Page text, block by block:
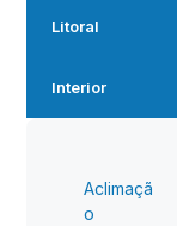
Litoral
Interior
Aclimaçã
o